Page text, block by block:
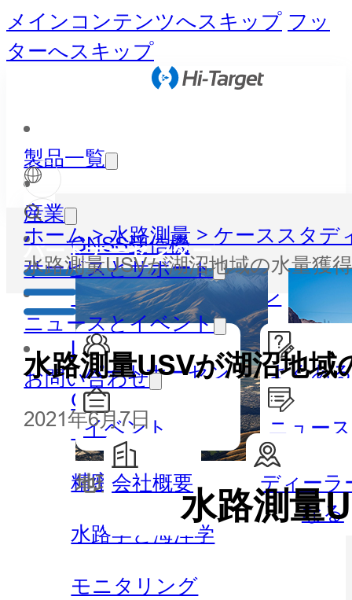
メインコンテンツへスキップ フッ
ターへスキップ
製品一覧
GNSS受信機
トータルステーション
LiDAR
GISハンドヘルドとタブレッ
ト
精密農業
水路学と海洋学
モニタリング
産業
地理空間 水路
サービスとサポート
パートナーセン
ター
よくあ
ニュースとイベント
イベント ニュース
お問い合わせ
会社概要
ディーラ
なる
パートナーセンター
ホーム >水路測量 >ケーススタデ
水路測量USVが湖沼地域の水量獲
水路測量USVが湖沼地域
2021年6月7日
水路測量